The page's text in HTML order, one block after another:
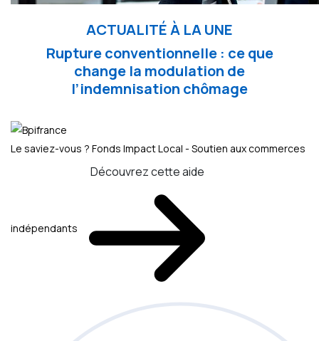
ACTUALITÉ À LA UNE
Rupture conventionnelle : ce que
change la modulation de
l’indemnisation chômage
Le saviez-vous ? Fonds Impact Local - Soutien aux commerces
indépendants
Découvrez cette aide